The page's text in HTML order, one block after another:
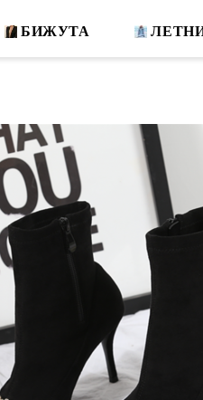
БИЖУТА